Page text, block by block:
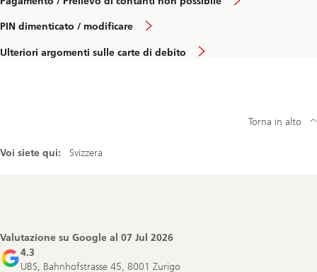
PIN dimenticato / modificare
Ulteriori argomenti sulle carte di debito
Voi siete qui: Svizzera
Torna in alto
Valutazione su Google al 07 Jul 2026
4.3
UBS, Bahnhofstrasse 45, 8001 Zurigo